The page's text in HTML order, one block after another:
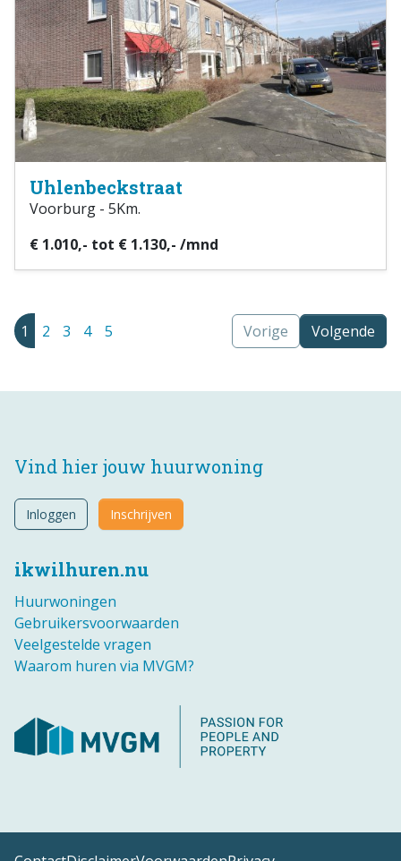
Uhlenbeckstraat
Voorburg - 5Km.
€ 1.010,- tot € 1.130,- /mnd
Vorige Volgende
1 2 3 4 5
ikwilhuren.nu
Huurwoningen
Gebruikersvoorwaarden
Veelgestelde vragen
Waarom huren via MVGM?
Vind hier jouw huurwoning
Inloggen Inschrijven